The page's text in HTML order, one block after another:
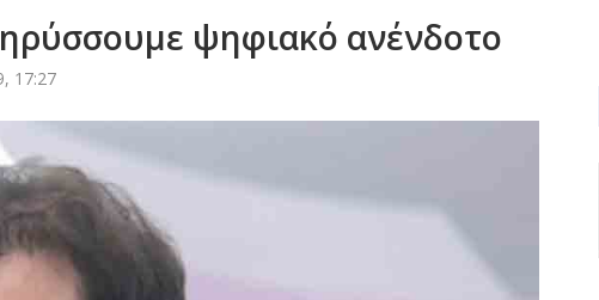
ψηφιακό ανένδοτο
17:27